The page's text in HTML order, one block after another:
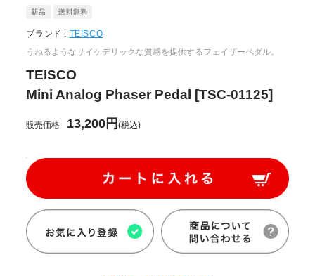
ブランド : TEISCO
うねるようなサイケデリックな質感を提供するフェイザーペダル。
TEISCO
Mini Analog Phaser Pedal [TSC-01125]
販売価格 13,200円(税込)